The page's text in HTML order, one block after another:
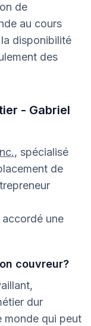
de
au cours
disponibilité
des
- Gabriel
, spécialisé
de
une
couvreur?
dur
monde qui peut